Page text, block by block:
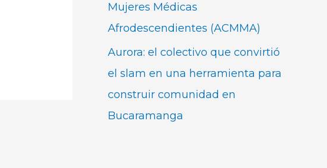
Mujeres Médicas
Afrodescendientes (ACMMA)
Aurora: el colectivo que convirtió
el slam en una herramienta para
construir comunidad en
Bucaramanga